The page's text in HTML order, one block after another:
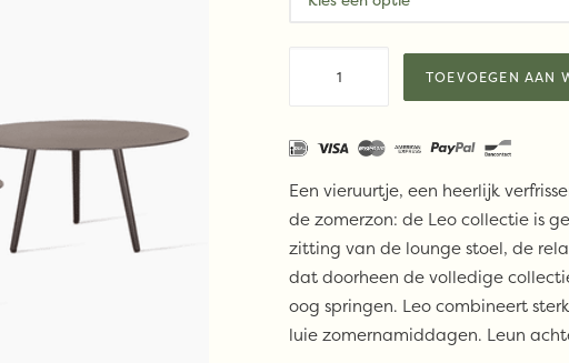
Sheppard
side
aantal
TOEVOEGEN AAN
Een vieruurtje, een heerlijk
de zomerzon: de Leo collectie is
zitting van de lounge stoel, de
dat doorheen de volledige
oog springen. Leo combineert
luie zomernamiddagen. Leun